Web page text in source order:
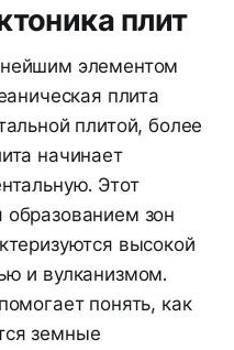
плит
элементом
плита
плитой, более
начинает
Этот
зон
высокой
и вулканизмом.
понять, как
земные